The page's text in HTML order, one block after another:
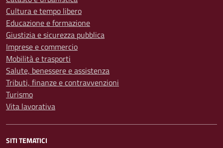
Cultura e tempo libero
Educazione e formazione
Giustizia e sicurezza pubblica
Imprese e commercio
Mobilità e trasporti
Salute, benessere e assistenza
Tributi, finanze e contravvenzioni
Turismo
Vita lavorativa
SITI TEMATICI